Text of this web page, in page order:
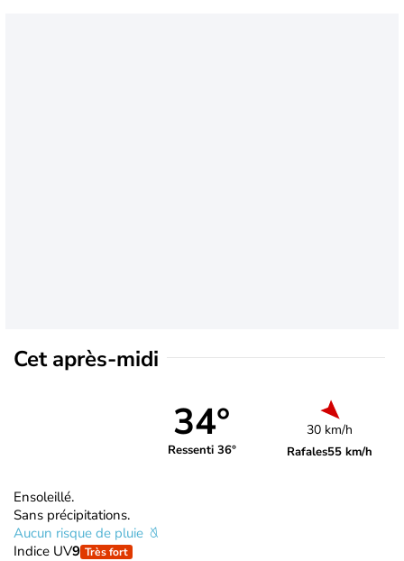
Cet après-midi
34°
Ressenti 36°
30 km/h
Rafales55 km/h
Ensoleillé.
Sans précipitations.
Aucun risque de pluie
Indice UV9 Très fort